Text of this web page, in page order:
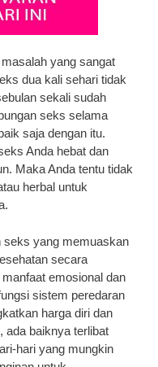
yang sangat
dua kali sehari tidak
sekali sudah
seks selama
saja dengan itu.
Anda hebat dan
Maka Anda tentu tidak
herbal untuk
seks yang memuaskan
secara
emosional dan
sistem peredaran
harga diri dan
ada baiknya terlibat
hari yang mungkin